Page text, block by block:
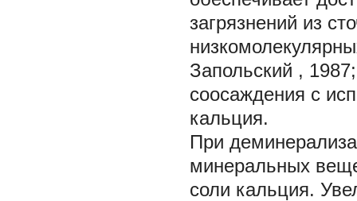
загрязнений из
Запольский ,
соосаждения с
кальция.
При
минеральных
соли кальция.